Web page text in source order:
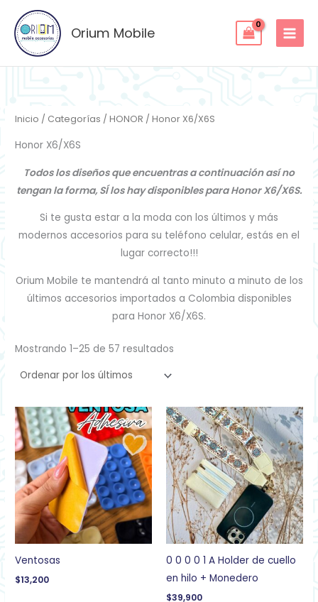
contenido
Orium Mobile
Inicio / Categorías /HONOR / Honor X6/X6S
Honor X6/X6S
Todos los diseños que encuentras a continuación así no
tengan la forma, SÍ los hay disponibles para Honor X6/X6S.
Si te gusta estar a la moda con los últimos y más
modernos accesorios para su teléfono celular, estás en el
lugar correcto!!!
Orium Mobile te mantendrá al tanto minuto a minuto de los
últimos accesorios importados a Colombia disponibles
para Honor X6/X6S.
Mostrando 1–25 de 57 resultados
Ventosas
$13,200
0 0 0 0 1 A Holder de cuello
en hilo + Monedero
$39,900